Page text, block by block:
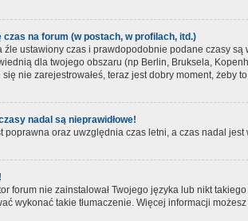
czas na forum (w postach, w profilach, itd.)
źle ustawiony czas i prawdopodobnie podane czasy
dla twojego obszaru (np Berlin, Bruksela,
nie zarejestrowałeś, teraz jest dobry moment, żeby
nadal są nieprawidłowe!
poprawna oraz uwzględnia czas letni, a czas nadal
forum nie zainstalował Twojego języka lub nikt
wykonać takie tłumaczenie. Więcej informacji